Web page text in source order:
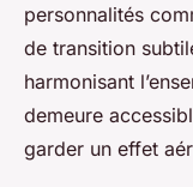
personnalités
de transition
harmonisant
demeure
garder un effet